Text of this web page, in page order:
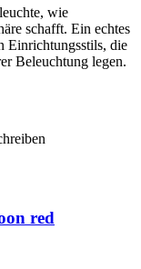
wie
schafft. Ein echtes
Einrichtungsstils, die
Beleuchtung legen.
red